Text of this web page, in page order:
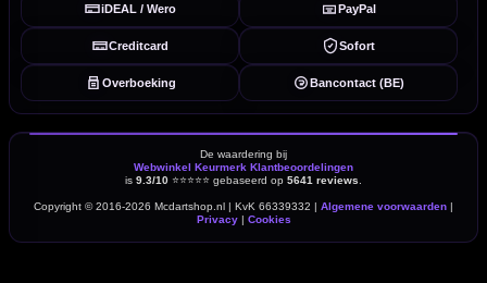
iDEAL / Wero PayPal
Creditcard Sofort
Overboeking Bancontact (BE)
De waardering bij
Webwinkel Keurmerk Klantbeoordelingen
is 9.3/10 ⭐⭐⭐⭐⭐ gebaseerd op 5641 reviews
Copyright © 2016-2026 Mcdartshop.nl | KvK 66339332 | Algemene voorwaarden |
Privacy| Cookies